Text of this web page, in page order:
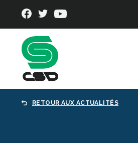
RETOUR AUX ACTUALITÉS